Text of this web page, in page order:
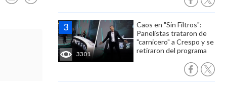
3301
Caos en "Sin Filtros":
Panelistas trataron de
"carnicero" a Crespo y se
retiraron del programa